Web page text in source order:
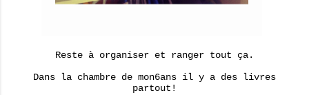
Reste à organiser et ranger tout ça.
Dans la chambre de mon6ans il y a des livres
partout!